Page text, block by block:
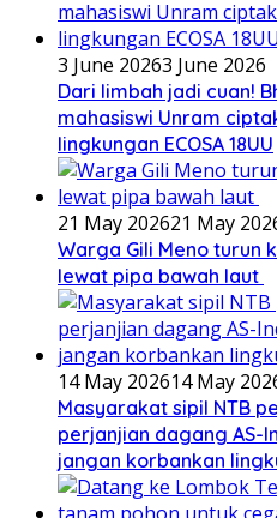
3 June 20263 June 2026
Dari limbah jadi cuan!
mahasiswi Unram
lingkungan ECOSA 18UU
21 May 202621 May
Warga Gili Meno turun
lewat pipa bawah laut
14 May 202614 May
Masyarakat sipil NTB
perjanjian dagang AS-
jangan korbankan